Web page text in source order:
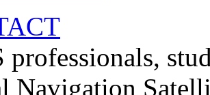
professionals,
Navigation